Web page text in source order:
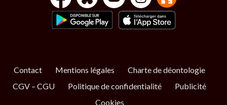
Contact Mentions légales
Charte de déontologie
CGV – CGU
Politique de confidentialité
Publicité
Cookies